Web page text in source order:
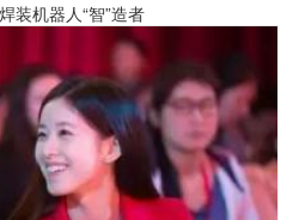
装机器人“智”造者